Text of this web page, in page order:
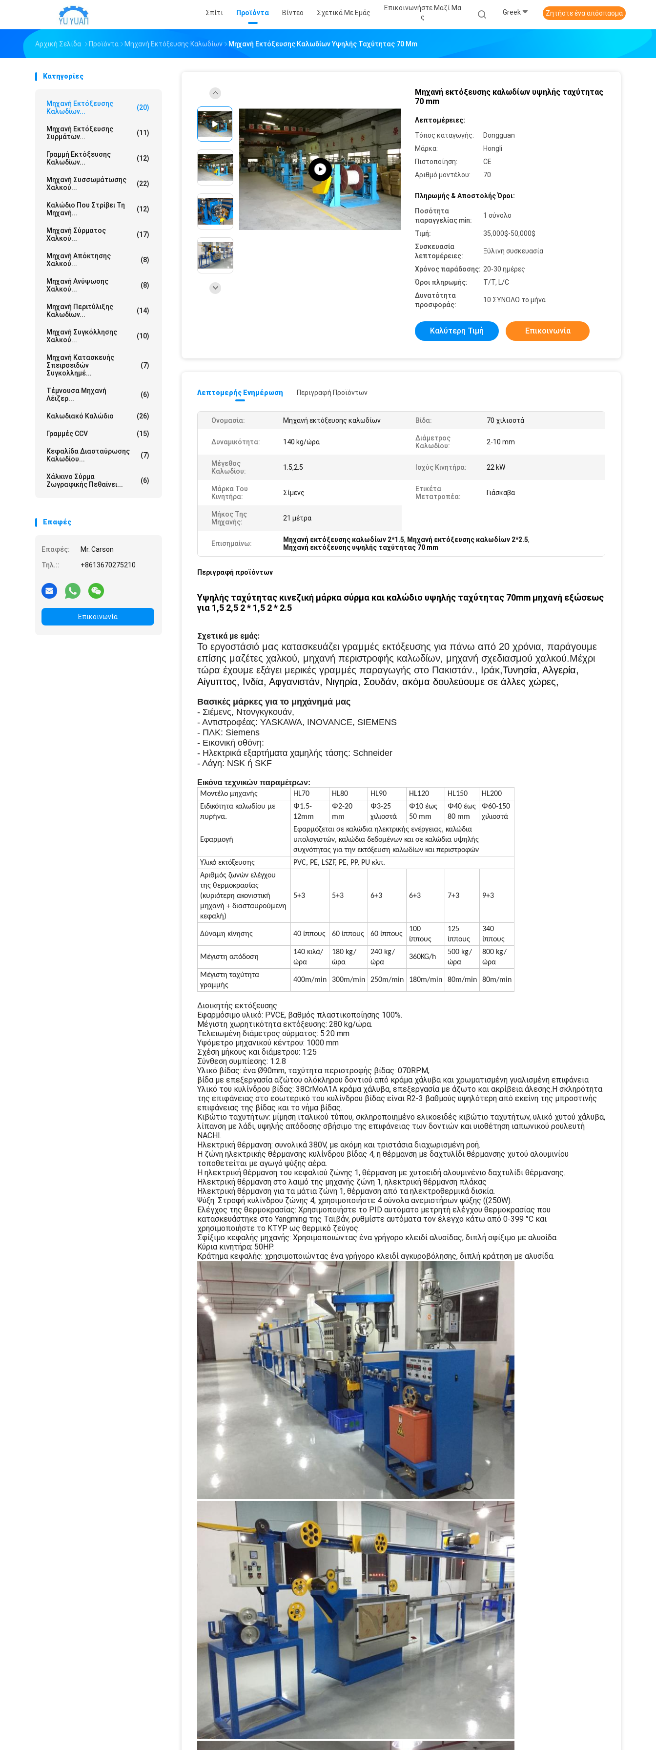
Σπίτι Προϊόντα Βίντεο Σχετικά Με Εμάς
Επικοινωνήστε Μαζί Μα
Σ
Greek Ζητήστε ένα απόσπασμα
Αρχική Σελίδα Προϊόντα Μηχανή Εκτόξευσης Καλωδίων Μηχανή Εκτόξευσης Καλωδίων Υψηλής Ταχύτητας 70 Mm
Κατηγορίες
Μηχανή Εκτόξευσης
Καλωδίων...
(20)
Μηχανή Εκτόξευσης
Συρμάτων...
(11)
Γραμμή Εκτόξευσης
Καλωδίων...
(12)
Μηχανή Συσσωμάτωσης
Χαλκού...
(22)
Καλώδιο Που Στρίβει Τη
Μηχανή...
(12)
Μηχανή Σύρματος
Χαλκού...
(17)
Μηχανή Απόκτησης
Χαλκού...
(8)
Μηχανή Ανύψωσης
Χαλκού...
(8)
Μηχανή Περιτύλιξης
Καλωδίων...
(14)
Μηχανή Συγκόλλησης
Χαλκού...
(10)
Μηχανή Κατασκευής
Σπειροειδών
Συγκολλημέ...
(7)
Τέμνουσα Μηχανή
Λέιζερ...
(6)
Καλωδιακό Καλώδιο (26)
Γραμμές CCV (15)
Κεφαλίδα Διασταύρωσης
Καλωδίου...
(7)
Χάλκινο Σύρμα
Ζωγραφικής Πεθαίνει...
(6)
Επαφές
Επαφές:
Mr. Carson
Τηλ.::
+8613670275210
Επικοινωνία
Μηχανή εκτόξευσης καλωδίων υψηλής ταχύτητας
70 mm
Λεπτομέρειες:
Τόπος καταγωγής:
Dongguan
Μάρκα:
Hongli
Πιστοποίηση:
CE
Αριθμό μοντέλου:
70
Πληρωμής & Αποστολής Όροι:
Ποσότητα
παραγγελίας min:
1 σύνολο
Τιμή:
35,000$-50,000$
Συσκευασία
λεπτομέρειες:
Ξύλινη συσκευασία
Χρόνος παράδοσης: 20-30 ημέρες
Όροι πληρωμής:
T/T, L/C
Δυνατότητα
προσφοράς:
10 ΣΥΝΟΛΟ το μήνα
Καλύτερη Τιμή Επικοινωνία
Λεπτομερής Ενημέρωση Περιγραφή Προϊόντων
Ονομασία: Μηχανή εκτόξευσης καλωδίων Βίδα: 70 χιλιοστά
Δυναμικότητα: 140 kg/ώρα
Διάμετρος
Καλωδίου:
2-10 mm
Μέγεθος
Καλωδίου:
1.5,2.5 Ισχύς Κινητήρα: 22 kW
Μάρκα Του
Κινητήρα:
Σίμενς
Ετικέτα
Μετατροπέα:
Γιάσκαβα
Μήκος Της
Μηχανής:
21 μέτρα
Επισημαίνω: Μηχανή εκτόξευσης καλωδίων 2*1.5, Μηχανή εκτόξευσης καλωδίων 2*2.5,
Μηχανή εκτόξευσης υψηλής ταχύτητας 70 mm
Περιγραφή προϊόντων
Υψηλής ταχύτητας κινεζική μάρκα σύρμα και καλώδιο υψηλής ταχύτητας 70mm μηχανή εξώσεως
για 1,5 2,5 2 * 1,5 2 * 2.5
Σχετικά με εμάς:
Το εργοστάσιό μας κατασκευάζει γραμμές εκτόξευσης για πάνω από 20 χρόνια, παράγουμε
επίσης μαζέτες χαλκού, μηχανή περιστροφής καλωδίων, μηχανή σχεδιασμού χαλκού.Μέχρι
τώρα έχουμε εξάγει μερικές γραμμές παραγωγής στο Πακιστάν., Ιράκ,Τυνησία, Αλγερία,
Αίγυπτος, Ινδία, Αφγανιστάν, Νιγηρία, Σουδάν, ακόμα δουλεύουμε σε άλλες χώρες,
Βασικές μάρκες για το μηχάνημά μας
- Σιέμενς, Ντονγκγκουάν,
- Αντιστροφέας: YASKAWA, INOVANCE, SIEMENS
- ΠΛΚ: Siemens
- Εικονική οθόνη:
- Ηλεκτρικά εξαρτήματα χαμηλής τάσης: Schneider
- Λάγη: NSK ή SKF
Εικόνα τεχνικών παραμέτρων:
Μοντέλο μηχανής HL70 HL80 HL90 HL120 HL150
HL200
Ειδικότητα καλωδίου με
πυρήνα.
Φ1.5-
12mm
Φ2-20
mm
Φ3-25
χιλιοστά
Φ10 έως
50 mm
Φ40 έως
80 mm
Φ60-150
χιλιοστά
Εφαρμογή
Εφαρμόζεται σε καλώδια ηλεκτρικής ενέργειας, καλώδια
υπολογιστών, καλώδια δεδομένων και σε καλώδια υψηλής
συχνότητας για την εκτόξευση καλωδίων και περιστροφών
Υλικό εκτόξευσης
PVC, PE, LSZF, PE, PP, PU κλπ.
Αριθμός ζωνών ελέγχου
της θερμοκρασίας
(κυριότερη ακονιστική
μηχανή + διασταυρούμενη
κεφαλή)
5+3 5+3 6+3 6+3 7+3 9+3
Δύναμη κίνησης 40 ίππους 60 ίππους 60 ίππους
100
ίππους
125
ίππους
340
ίππους
Μέγιστη απόδοση
140 κιλά/
ώρα
180 kg/
ώρα
240 kg/
ώρα
360KG/h
500 kg/
ώρα
800 kg/
ώρα
Μέγιστη ταχύτητα
γραμμής
400m/min 300m/min 250m/min 180m/min 80m/min 80m/min
Διοικητής εκτόξευσης
Εφαρμόσιμο υλικό: PVCE, βαθμός πλαστικοποίησης 100%.
Μέγιστη χωρητικότητα εκτόξευσης: 280 kg/ώρα.
Τελειωμένη διάμετρος σύρματος: 5·20 mm
Υψόμετρο μηχανικού κέντρου: 1000 mm
Σχέση μήκους και διάμετρου: 1:25
Σύνθεση συμπίεσης: 1:2.8
Υλικό βίδας: ένα Ø90mm, ταχύτητα περιστροφής βίδας: 070RPM,
βίδα με επεξεργασία αζώτου ολόκληρου δοντιού από κράμα χάλυβα και χρωματισμένη γυαλισμένη επιφάνεια
Υλικό του κυλίνδρου βίδας: 38CrMoA1A κράμα χάλυβα, επεξεργασία με άζωτο και ακρίβεια άλεσης.Η σκληρότητα
της επιφάνειας στο εσωτερικό του κυλίνδρου βίδας είναι R2-3 βαθμούς υψηλότερη από εκείνη της μπροστινής
επιφάνειας της βίδας και το νήμα βίδας.
Κιβώτιο ταχυτήτων: μίμηση ιταλικού τύπου, σκληροποιημένο ελικοειδές κιβώτιο ταχυτήτων, υλικό χυτού χάλυβα,
λίπανση με λάδι, υψηλής απόδοσης σβήσιμο της επιφάνειας των δοντιών και υιοθέτηση ιαπωνικού ρουλευτή
NACHI.
Ηλεκτρική θέρμανση: συνολικά 380V, με ακόμη και τριστάσια διαχωρισμένη ροή.
Η ζώνη ηλεκτρικής θέρμανσης κυλίνδρου βίδας 4, η θέρμανση με δαχτυλίδι θέρμανσης χυτού αλουμινίου
τοποθετείται με αγωγό ψύξης αέρα.
Η ηλεκτρική θέρμανση του κεφαλιού ζώνης 1, θέρμανση με χυτοειδή αλουμινένιο δαχτυλίδι θέρμανσης.
Ηλεκτρική θέρμανση στο λαιμό της μηχανής ζώνη 1, ηλεκτρική θέρμανση πλάκας
Ηλεκτρική θέρμανση για τα μάτια ζώνη 1, θέρμανση από τα ηλεκτροθερμικά δισκία.
Ψύξη: Στροφή κυλίνδρου ζώνης 4, χρησιμοποιήστε 4 σύνολα ανεμιστήρων ψύξης ((250W).
Ελέγχος της θερμοκρασίας: Χρησιμοποιήστε το PID αυτόματο μετρητή ελέγχου θερμοκρασίας που
κατασκευάστηκε στο Yangming της Ταϊβάν, ρυθμίστε αυτόματα τον έλεγχο κάτω από 0-399 °C και
χρησιμοποιήστε το KTYP ως θερμικό ζεύγος.
Σφίξιμο κεφαλής μηχανής: Χρησιμοποιώντας ένα γρήγορο κλειδί αλυσίδας, διπλή σφίξιμο με αλυσίδα.
Κύρια κινητήρα: 50HP.
Κράτημα κεφαλής: χρησιμοποιώντας ένα γρήγορο κλειδί αγκυροβόλησης, διπλή κράτηση με αλυσίδα.